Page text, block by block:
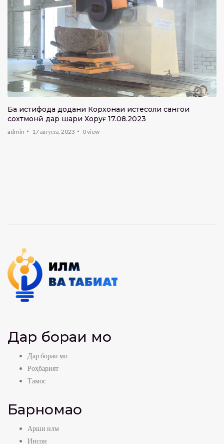
Ба истифода додани Корхонаи истеҳсоли сангҳои
сохтмонӣ дар шаҳри Хоруғ 17.08.2023
admin 17 августа, 2023 0view
Дар бораи мо
Дар бораи мо
Роҳбарият
Тамос
Барномаҳо
Арши илм
Инсон